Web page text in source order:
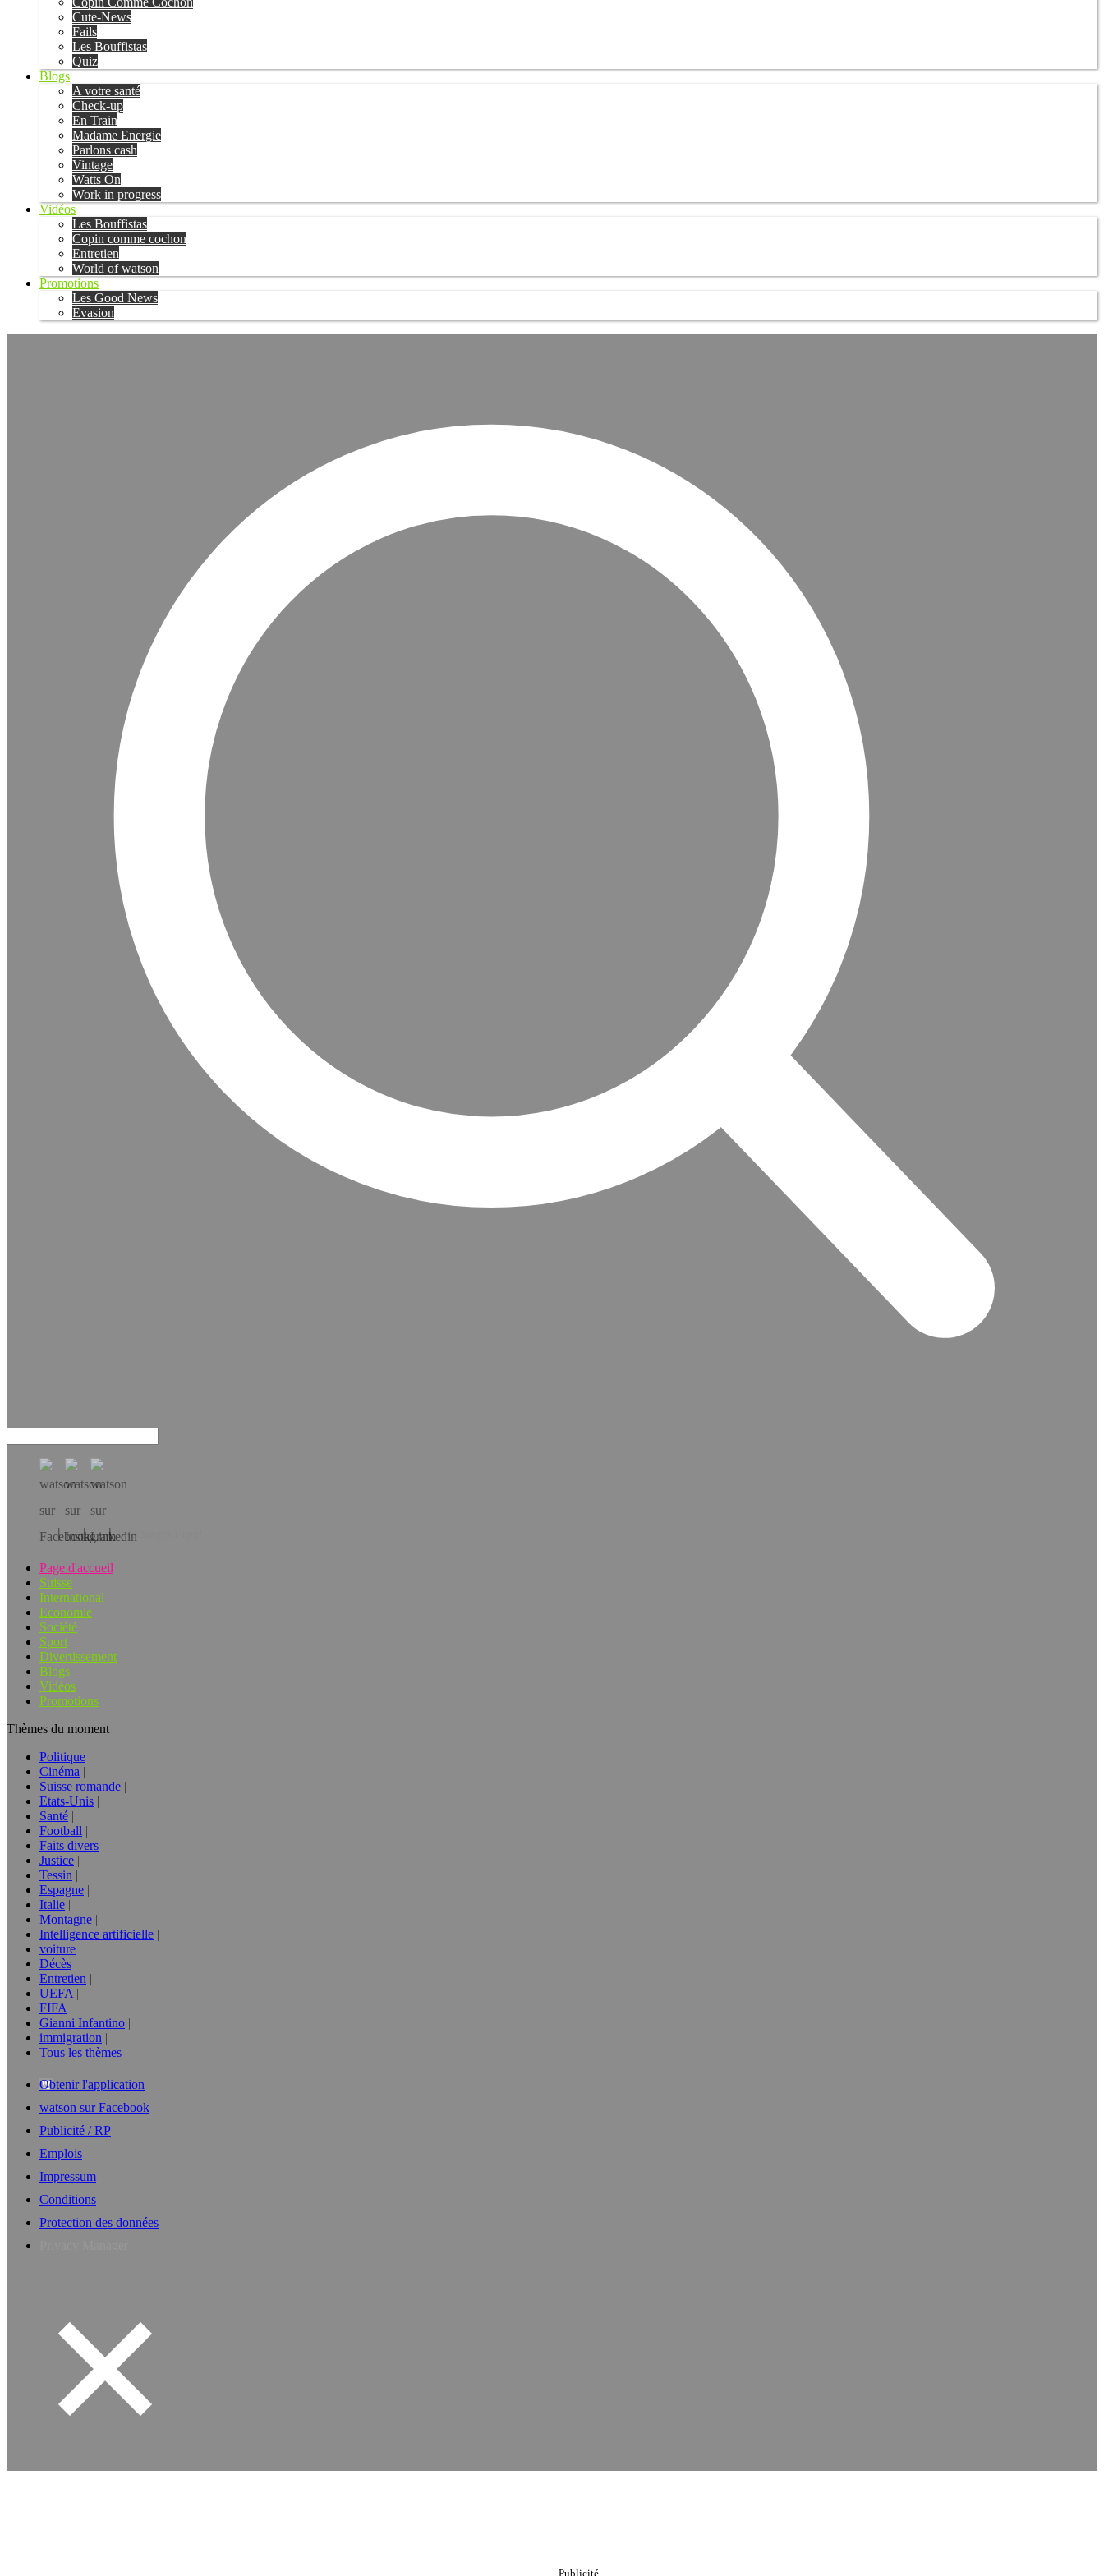
Cute-News
Fails
Les Bouffistas
Quiz
Blogs
A votre santé
Check-up
En Train
Madame Energie
Parlons cash
Vintage
Watts On
Work in progress
Vidéos
Les Bouffistas
Copin comme cochon
Entretien
World of watson
Promotions
Les Good News
Évasion
Téléchargez l’app!
Page d'accueil
Suisse
International
Economie
Société
Sport
Divertissement
Blogs
Vidéos
Promotions
Thèmes du moment
Politique
Cinéma
Suisse romande
Etats-Unis
Santé
Football
Faits divers
Justice
Tessin
Espagne
Italie
Montagne
Intelligence artificielle
voiture
Décès
Entretien
UEFA
FIFA
Gianni Infantino
immigration
Tous les thèmes
Obtenir l'application
watson sur Facebook
Publicité / RP
Emplois
Impressum
Conditions
Protection des données